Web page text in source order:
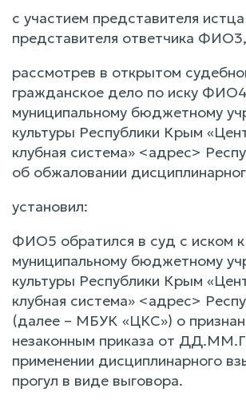
с участием представителя
представителя ответчика ФИО3,
рассмотрев в открытом
гражданское дело по иску
муниципальному бюджетному
культуры Республики Крым
клубная система» <адрес>
об обжаловании
установил:
ФИО5 обратился в суд с иском к
муниципальному бюджетному
культуры Республики Крым
клубная система» <адрес>
(далее – МБУК «ЦКС») о
незаконным приказа от
применении дисциплинарного
прогул в виде выговора.